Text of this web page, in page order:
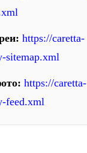
https://caretta-
sitemap.xml
https://caretta-
feed.xml